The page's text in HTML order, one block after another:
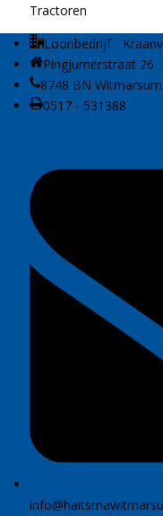
Tractoren
Loonbedrijf -
Pingjumerstraat 26
8748 BN Witmarsum
0517 - 531388